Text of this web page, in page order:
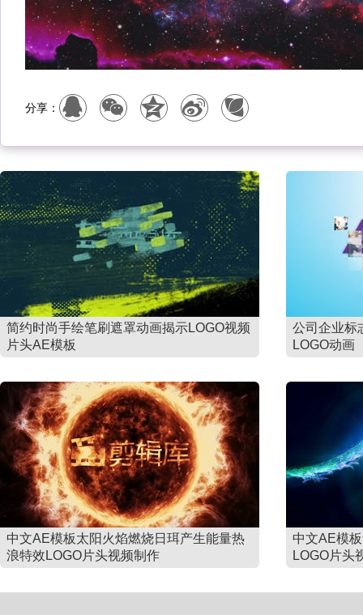
分享：
简约时尚手绘笔刷遮罩动画揭示LOGO视频
片头AE模板
公司企业标
LOGO动画
中文AE模板太阳火焰燃烧日珥产生能量热
浪特效LOGO片头视频制作
中文AE模
LOGO片头